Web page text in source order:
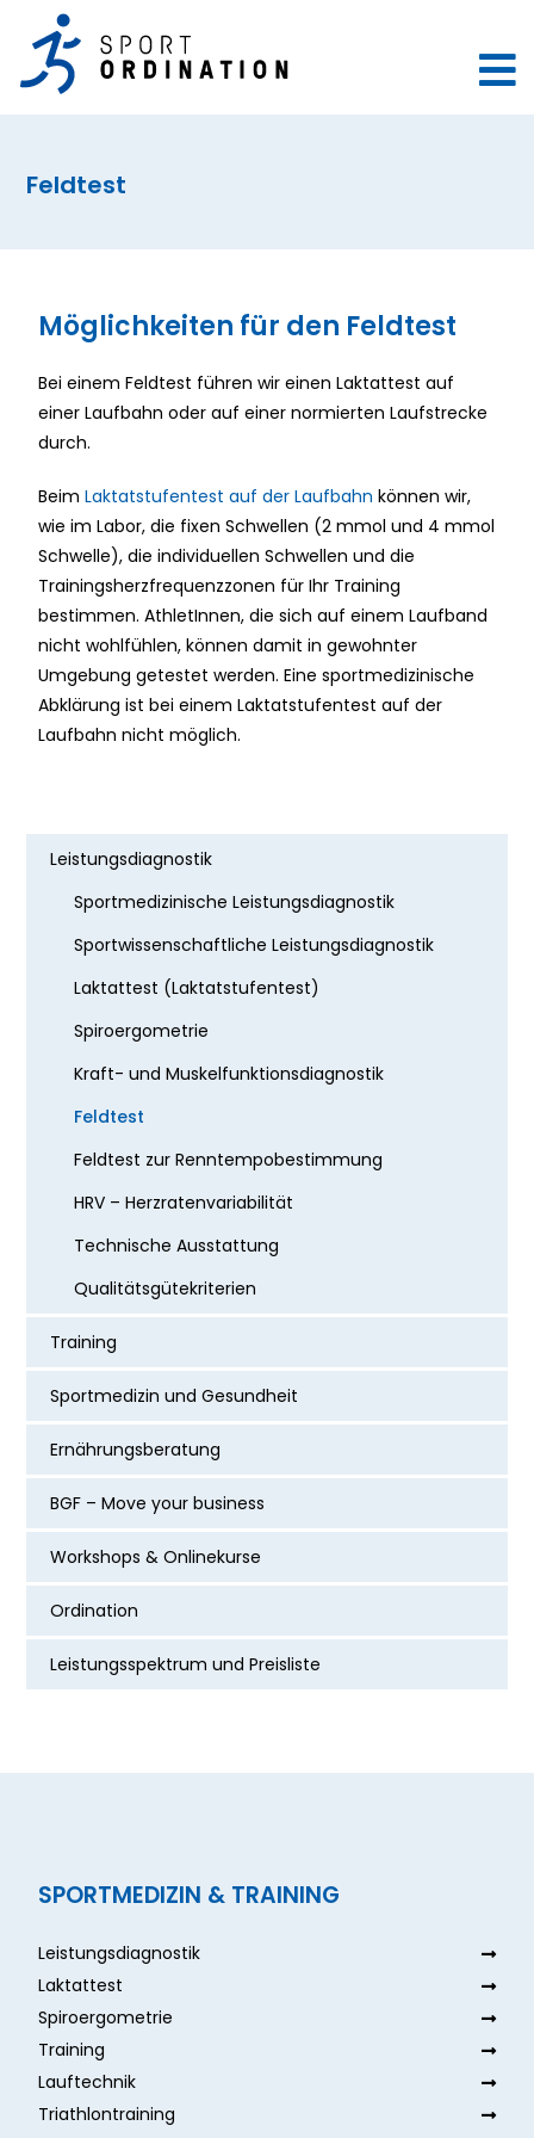
Feldtest
Möglichkeiten für den Feldtest
Bei einem Feldtest führen wir einen Laktattest auf
einer Laufbahn oder auf einer normierten Laufstrecke
durch.
BeimLaktatstufentest auf der Laufbahn können wir,
wie im Labor, die fixen Schwellen (2 mmol und 4 mmol
Schwelle), die individuellen Schwellen und die
Trainingsherzfrequenzzonen für Ihr Training
bestimmen. AthletInnen, die sich auf einem Laufband
nicht wohlfühlen, können damit in gewohnter
Umgebung getestet werden. Eine sportmedizinische
Abklärung ist bei einem Laktatstufentest auf der
Laufbahn nicht möglich.
Leistungsdiagnostik
Sportmedizinische Leistungsdiagnostik
Sportwissenschaftliche Leistungsdiagnostik
Laktattest (Laktatstufentest)
Spiroergometrie
Kraft- und Muskelfunktionsdiagnostik
Feldtest
Feldtest zur Renntempobestimmung
HRV – Herzratenvariabilität
Technische Ausstattung
Qualitätsgütekriterien
Training
Sportmedizin und Gesundheit
Ernährungsberatung
BGF – Move your business
Workshops & Onlinekurse
Ordination
Leistungsspektrum und Preisliste
SPORTMEDIZIN & TRAINING
Leistungsdiagnostik
Laktattest
Spiroergometrie
Training
Lauftechnik
Triathlontraining